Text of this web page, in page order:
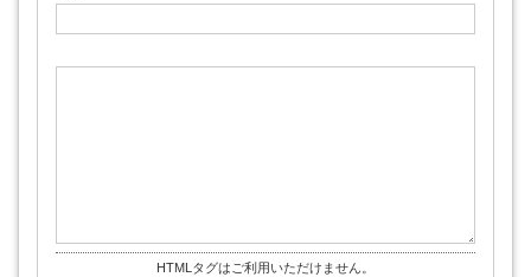
HTMLタグはご利用いただけません。